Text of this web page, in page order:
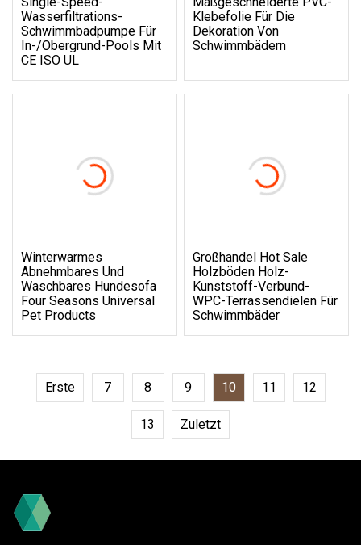
Wasserfiltrations-
Schwimmbadpumpe Für
In-/Obergrund-Pools Mit
CE ISO UL
Klebefolie Für Die
Dekoration Von
Schwimmbädern
Winterwarmes
Abnehmbares Und
Waschbares Hundesofa
Four Seasons Universal
Pet Products
Großhandel Hot Sale
Holzböden Holz-
Kunststoff-Verbund-
WPC-Terrassendielen Für
Schwimmbäder
Erste 7 8 9 10 11 12
13 Zuletzt